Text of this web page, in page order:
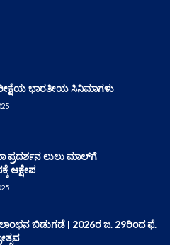
ಭಾರತೀಯ ಸಿನಿಮಾಗಳು
ಪ್ರದರ್ಶನ ಲುಲು ಮಾಲ್‌ಗೆ
ಆಕ್ಷೇಪ
ಲಾಂಛನ ಬಿಡುಗಡೆ | 2026ರ ಜ. 29ರಿಂದ ಫೆ.